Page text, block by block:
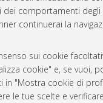
dei comportamenti degli
continuerai la
sui cookie
cookie" e, se vuoi,
in "Mostra cookie di
le tue scelte e
del documento: